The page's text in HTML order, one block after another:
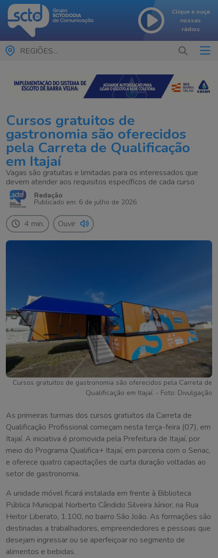
Clique e ouça
nossas
rádios
REGIÕES...
Cursos gratuitos de
gastronomia são oferecidos
pela Carreta de Qualificação
em Itajaí
Vagas são gratuitas e limitadas para os interessados que
devem atender aos requisitos específicos de cada curso
Redação
Publicado em: 6 de julho de 2026
4 min. Ouvir
Cursos gratuitos de gastronomia são oferecidos pela Carreta de
Qualificação em Itajaí. - Foto: Divulgação
As primeiras turmas dos cursos gratuitos da Carreta de
Qualificação Profissional começam nesta terça-feira (07), em
Itajaí. A iniciativa é promovida pela Prefeitura de Itajaí, por
meio do Programa Qualifica+ Itajaí, em parceria com o Senac,
e oferece quatro capacitações de curta duração voltadas ao
setor de gastronomia.
A unidade móvel ficará instalada em frente à Biblioteca
Pública Municipal Norberto Cândido Silveira Júnior, na Rua
Heitor Liberato, 1.100, no bairro São João. As formações são
destinadas a trabalhadores, empreendedores e pessoas que
desejam ingressar ou se aperfeiçoar no segmento de
alimentos e bebidas.